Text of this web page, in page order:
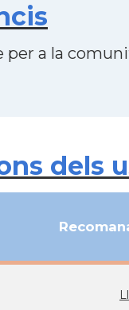
per a la
dels